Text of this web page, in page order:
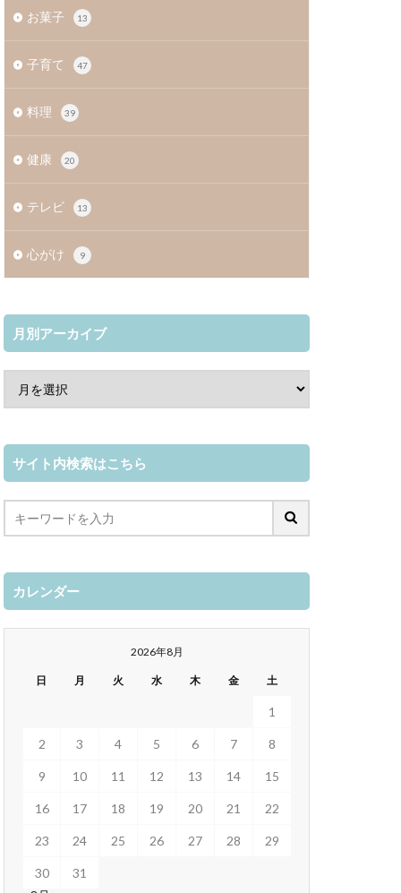
お菓子 13
子育て 47
料理 39
健康 20
テレビ 13
心がけ 9
月別アーカイブ
サイト内検索はこちら
カレンダー
2026年8月
日 月 火 水 木 金 土
1
2 3 4 5 6 7 8
9 10 11 12 13 14 15
16 17 18 19 20 21 22
23 24 25 26 27 28 29
30
31